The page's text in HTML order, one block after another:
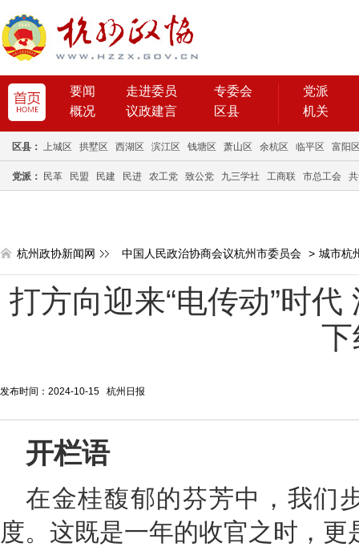
要闻 走进委员
专委会
概况
议政建言 区县
党派
机关
区县： 上城区 拱墅区 西湖区 滨江区 钱塘区 萧山区 余杭区 临平区 富阳
党派： 民革 民盟 民建 民进 农工党 致公党 九三学社 工商联 市总工会
杭州政协新闻网 中国人民政治协商会议杭州市委员会 > 城市杭
打方向迎来“电传动”时
发布时间：2024-10-15 杭州日报
开栏语
在金桂馥郁的芬芳中，我们
度。这既是一年的收官之时，